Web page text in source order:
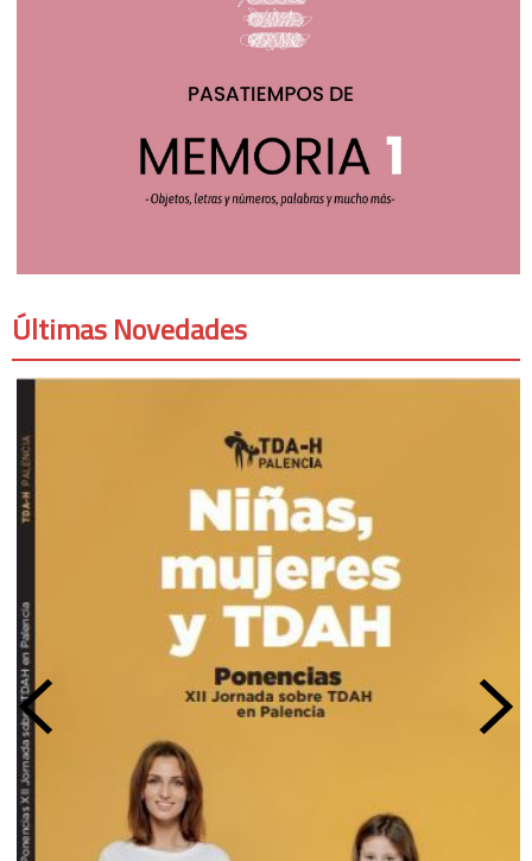
Últimas Novedades